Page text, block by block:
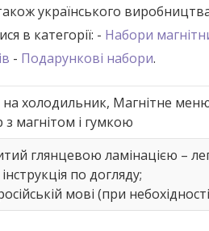
українського
в категорії: - Набори
- Подарункові набори.
холодильник, Магнітне
магнітом і гумкою
глянцевою ламінацією –
по догляду;
мові (при